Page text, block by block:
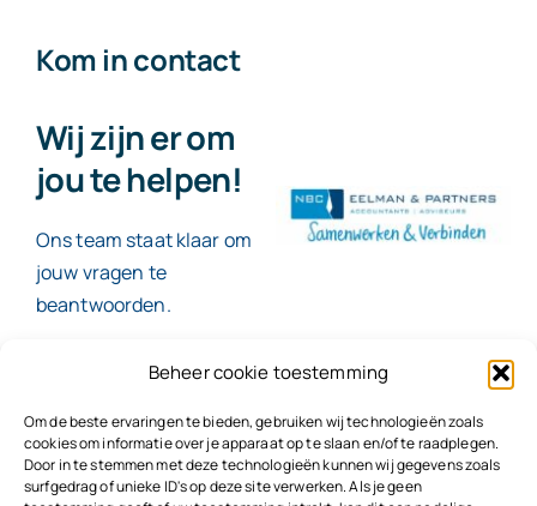
Beheer cookie toestemming
Om de beste ervaringen te bieden, gebruiken wij technologieën zoals
cookies om informatie over je apparaat op te slaan en/of te raadplegen.
Door in te stemmen met deze technologieën kunnen wij gegevens zoals
surfgedrag of unieke ID's op deze site verwerken. Als je geen
Kom in contact
Wij zijn er om
jou te helpen!
Ons team staat klaar om
jouw vragen te
beantwoorden.
Contact